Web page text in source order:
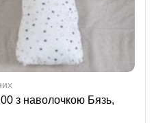
з наволочкою Бязь,